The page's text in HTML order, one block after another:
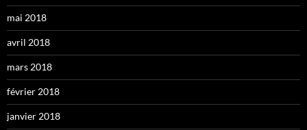
mai 2018
avril 2018
mars 2018
février 2018
janvier 2018